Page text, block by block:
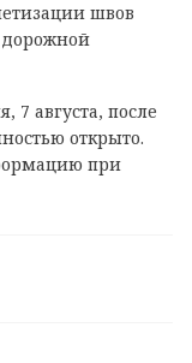
швов
7 августа, после
открыто.
при